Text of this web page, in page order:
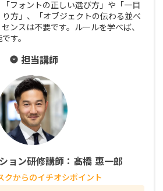
フォントの正しい選び方」や「一目
方」、「オブジェクトの伝わる並べ
ンスは不要です。ルールを学べば、
す。
arrow_drop_down_circle 担当講師
ョン研修講師：髙橋 惠一郎
クからのイチオシポイント